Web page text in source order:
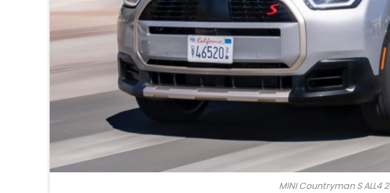
MINI Countryman S ALL4